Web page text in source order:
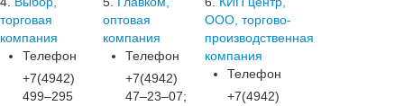
торговая
компания
Телефон
+7(4942)
499‒295
оптовая
компания
Телефон
+7(4942)
47‒23‒07;
ООО, торгово-
производственная
компания
Телефон
+7(4942)